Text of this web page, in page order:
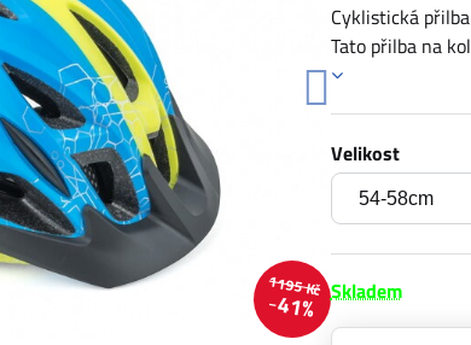
1195 Kč
41%
Cyklistická
Tato přilba na
Velikost
Skladem